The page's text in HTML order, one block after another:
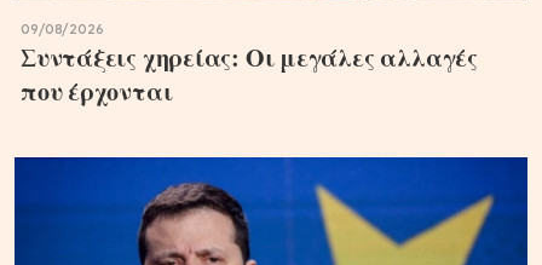
09/08/2026
Συντάξεις χηρείας: Οι μεγάλες αλλαγές
που έρχονται